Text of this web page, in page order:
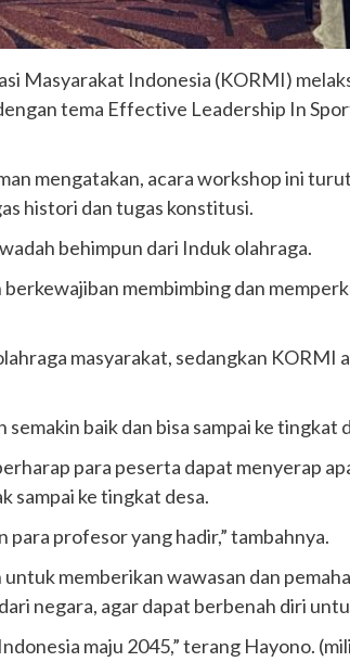
Masyarakat Indonesia (KORMI)
tema Effective Leadership In
mengatakan, acara workshop ini
histori dan tugas konstitusi.
behimpun dari Induk olahraga.
membimbing dan
masyarakat, sedangkan KORMI
baik dan bisa sampai ke tingkat
para peserta dapat menyerap
sampai ke tingkat desa.
para profesor yang hadir,” tambahnya.
memberikan wawasan dan
negara, agar dapat berbenah diri
maju 2045,” terang Hayono.